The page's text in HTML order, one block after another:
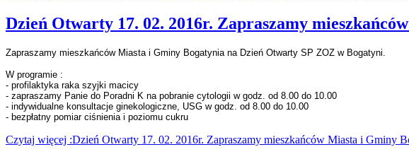
Dzień Otwarty 17. 02. 2016r. Zapraszamy
Zapraszamy mieszkańców Miasta i Gminy Bogatynia na Dzień Otwarty SP ZOZ w Bogatyni.
W programie :
- profilaktyka raka szyjki macicy
- zapraszamy Panie do Poradni K na pobranie cytologii w godz. od 8.00 do 10.00
- indywidualne konsultacje ginekologiczne, USG w godz. od 8.00 do 10.00
- bezpłatny pomiar ciśnienia i poziomu cukru
Czytaj więcej :Dzień Otwarty 17. 02. 2016r. Zapraszamy mieszkańców Miasta i Gminy